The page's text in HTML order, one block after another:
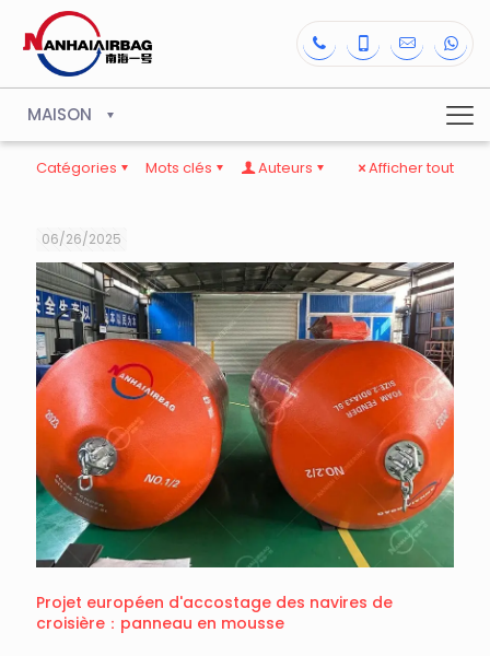
MAISON
Catégories Mots clés Auteurs Afficher tout
06/26/2025
Projet européen d'accostage des navires de
croisière：panneau en mousse